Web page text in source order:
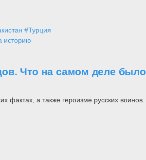
#Турция
историю
Что на самом деле было
фактах, а также героизме русских воинов.